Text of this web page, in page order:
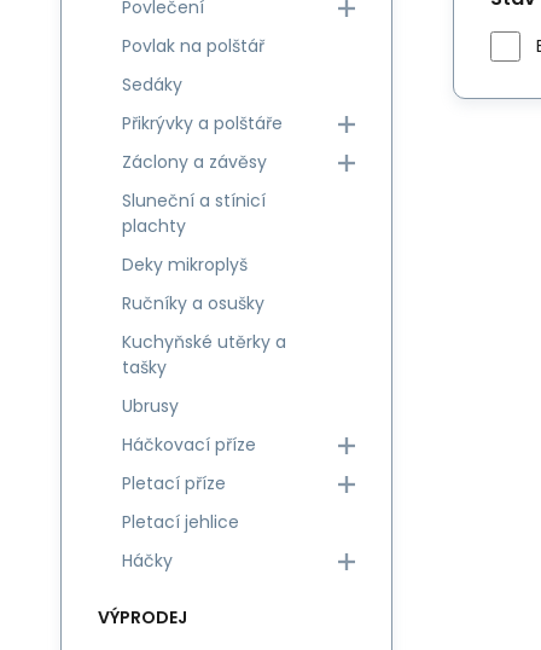
Povlečení
Povlak na polštář
Sedáky
Přikrývky a polštáře
Záclony a závěsy
Sluneční a stínicí
plachty
Deky mikroplyš
Ručníky a osušky
Kuchyňské utěrky a
tašky
Ubrusy
Háčkovací příze
Pletací příze
Pletací jehlice
Háčky
VÝPRODEJ